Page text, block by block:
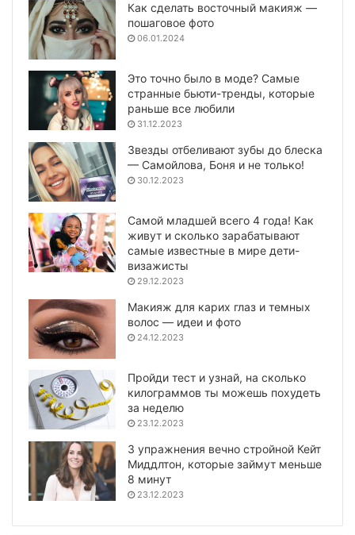
Как сделать восточный макияж —
пошаговое фото
06.01.2024
Это точно было в моде? Самые
странные бьюти-тренды, которые
раньше все любили
31.12.2023
Звезды отбеливают зубы до блеска
— Самойлова, Боня и не только!
30.12.2023
Самой младшей всего 4 года! Как
живут и сколько зарабатывают
самые известные в мире дети-
визажисты
29.12.2023
Макияж для карих глаз и темных
волос — идеи и фото
24.12.2023
Пройди тест и узнай, на сколько
килограммов ты можешь похудеть
за неделю
23.12.2023
3 упражнения вечно стройной Кейт
Миддлтон, которые займут меньше
8 минут
23.12.2023